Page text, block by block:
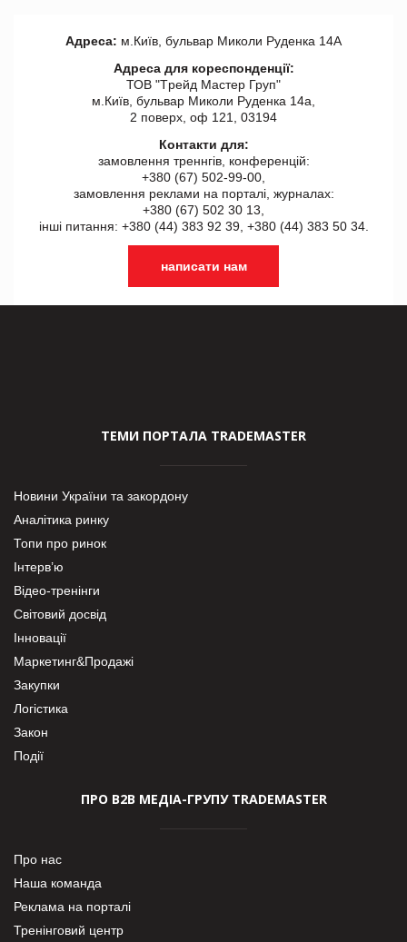
Адреса: м.Київ, бульвар Миколи Руденка 14А
Адреса для кореспонденції:
ТОВ "Tрейд Мастер Груп"
м.Київ, бульвар Миколи Руденка 14а,
2 поверх, оф 121, 03194
Контакти для:
замовлення треннгів, конференцій:
+380 (67) 502-99-00,
замовлення реклами на порталі, журналах:
+380 (67) 502 30 13,
інші питання: +380 (44) 383 92 39, +380 (44) 383 50 34.
написати нам
ТЕМИ ПОРТАЛА TRADEMASTER
Новини України та закордону
Аналітика ринку
Топи про ринок
Інтерв’ю
Відео-тренінги
Світовий досвід
Інновації
Маркетинг&Продажі
Закупки
Логістика
Закон
Події
ПРО В2В МЕДІА-ГРУПУ TRADEMASTER
Про нас
Наша команда
Реклама на порталі
Тренінговий центр